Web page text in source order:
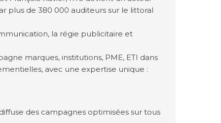
plus de 380 000 auditeurs sur le littoral
la régie publicitaire et
marques, institutions, PME, ETI dans
avec une expertise unique :
des campagnes optimisées sur tous